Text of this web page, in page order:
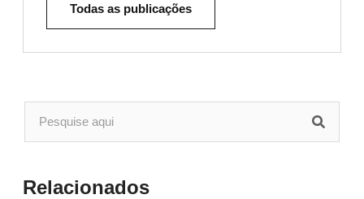
Todas as publicações
Relacionados